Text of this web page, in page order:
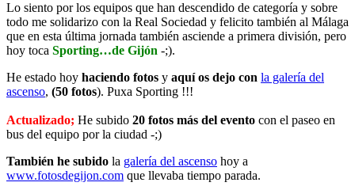
Lo siento por los equipos que han descendido de categoría y sobre
todo me solidarizo con la Real Sociedad y felicito también al Málaga
que en esta última jornada también asciende a primera división, pero
hoy toca Sporting…de Gijón -;).
He estado hoy haciendo fotos y aquí os dejo con la galería del
ascenso, (50 fotos). Puxa Sporting !!!
Actualizado; He subido 20 fotos más del evento con el paseo en
bus del equipo por la ciudad -;)
También he subido la galería del ascenso hoy a
www.fotosdegijon.com que llevaba tiempo parada.